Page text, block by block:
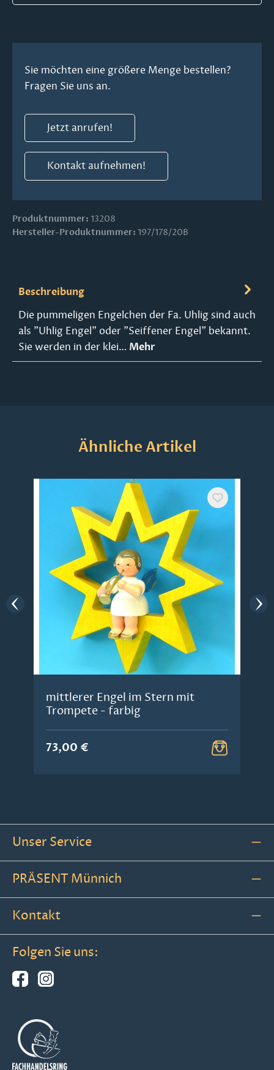
Sie möchten eine größere Menge bestellen?
Fragen Sie uns an.
Jetzt anrufen!
Kontakt aufnehmen!
Produktnummer: 13208
Hersteller-Produktnummer: 197/178/20B
Beschreibung
Die pummeligen Engelchen der Fa. Uhlig sind auch
als "Uhlig Engel" oder "Seiffener Engel" bekannt.
Sie werden in der klei… Mehr
Produktgalerie überspringen
Ähnliche Artikel
mittlerer Engel im Stern mit
Trompete - farbig
73,00 €
Unser Service
PRÄSENT Münnich
Kontakt
Folgen Sie uns: